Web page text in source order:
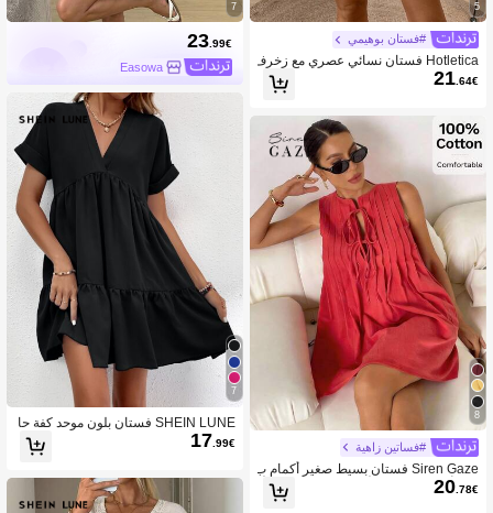
5
#فستان بوهيمي
Hotletica فستان نسائي عصري مع زخرف
ة من كرات الصوف الملونة ، ملابس شاط
21.64€
8
#فساتين زاهية
Siren Gaze فستان بسيط صغير أكمام ب
دون أكمام، باللون الأحادي، مربوط من الأ
20.78€
7
23 .99€
Easowa
7
SHEIN LUNE فستان بلون موحد كفة حا
فة مكشكشة
17 .99€